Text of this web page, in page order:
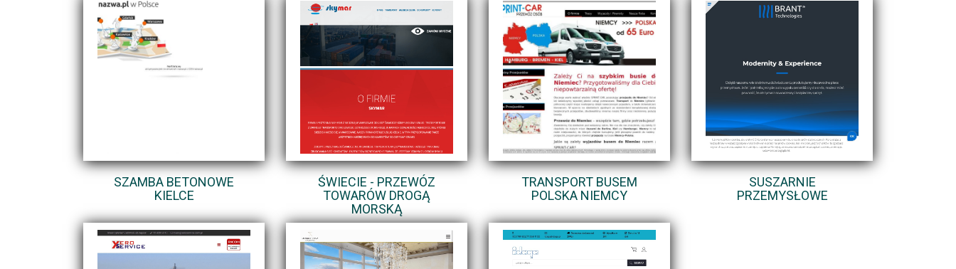
SZAMBA BETONOWE
KIELCE
ŚWIECIE - PRZEWÓZ
TOWARÓW DROGĄ
MORSKĄ
TRANSPORT BUSEM
POLSKA NIEMCY
SUSZARNIE
PRZEMYSŁOWE